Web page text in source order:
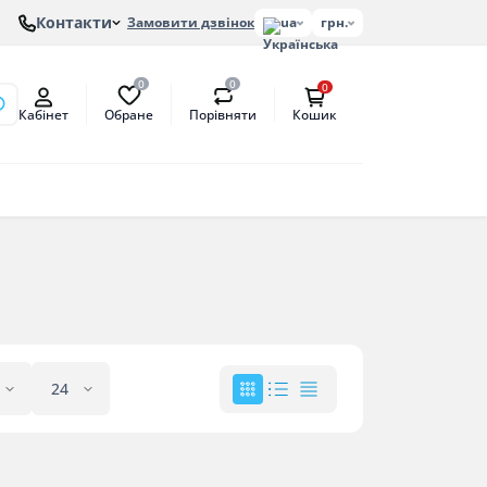
Контакти Замовити дзвінок ua грн.
Кабінет
0
Обране
0
Порівняти
0
Кошик